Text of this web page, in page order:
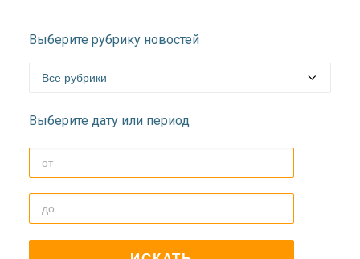
Выберите рубрику новостей
Выберите дату или период